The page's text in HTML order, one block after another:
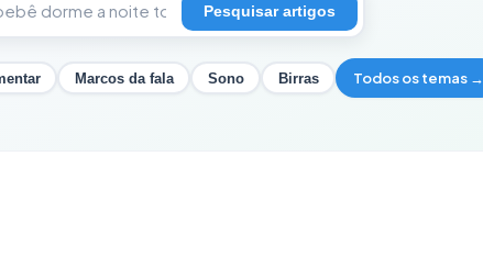
Pesquisar artigos
Marcos da fala Sono Birras Todos os temas →